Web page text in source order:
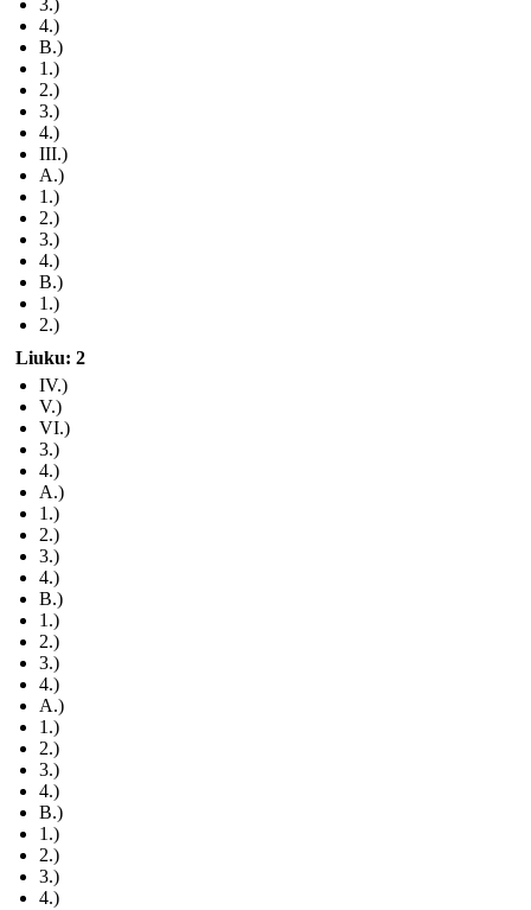
3.)
4.)
B.)
1.)
2.)
3.)
4.)
III.)
A.)
1.)
2.)
3.)
4.)
B.)
1.)
2.)
Liuku: 2
IV.)
V.)
VI.)
3.)
4.)
A.)
1.)
2.)
3.)
4.)
B.)
1.)
2.)
3.)
4.)
A.)
1.)
2.)
3.)
4.)
B.)
1.)
2.)
3.)
4.)